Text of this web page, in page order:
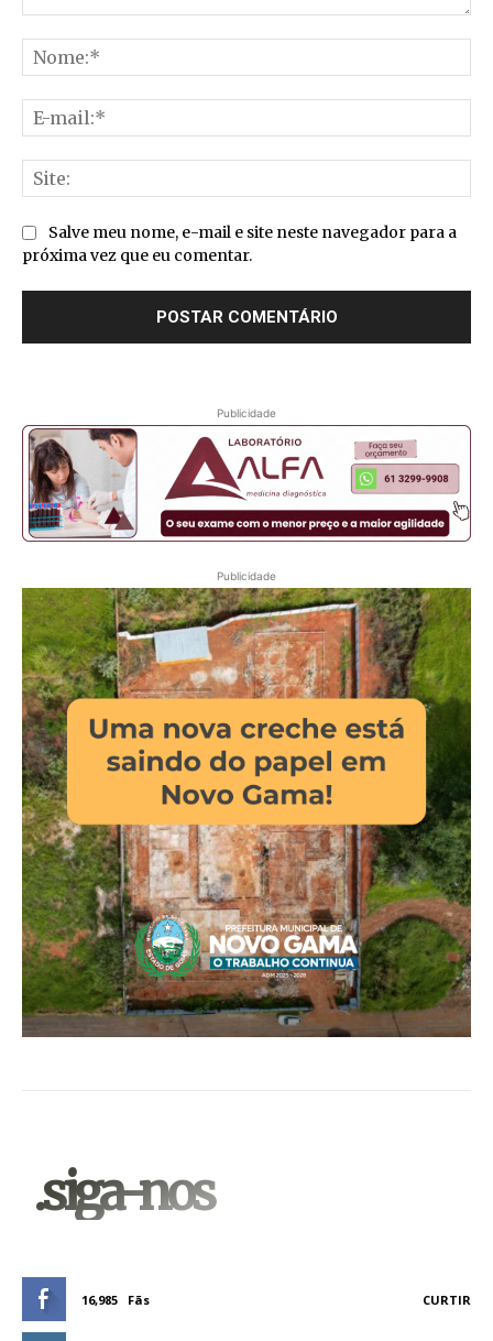
Salve meu nome, e-mail e site neste navegador para a
próxima vez que eu comentar.
Publicidade
Publicidade
.siga-nos
16,985 Fãs CURTIR